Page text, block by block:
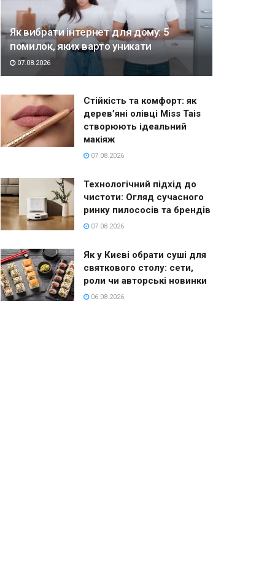
Як вибрати інтернет для дому: 5
помилок, яких варто уникати
07.08.2026
Стійкість та комфорт: як
дерев’яні олівці Miss Tais
створюють ідеальний
макіяж
07.08.2026
Технологічний підхід до
чистоти: Огляд сучасного
ринку пилососів та брендів
07.08.2026
Як у Києві обрати суші для
святкового столу: сети,
роли чи авторські новинки
06.08.2026